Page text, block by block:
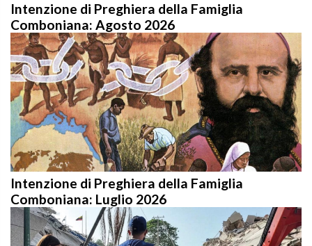
Intenzione di Preghiera della Famiglia
Comboniana: Agosto 2026
Intenzione di Preghiera della Famiglia
Comboniana: Luglio 2026